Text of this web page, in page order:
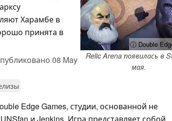
ⓘ Double
Relic Arena появилась в
мая.
Харамбе в
принята в
08 May
Edge Games, студии, основанной не